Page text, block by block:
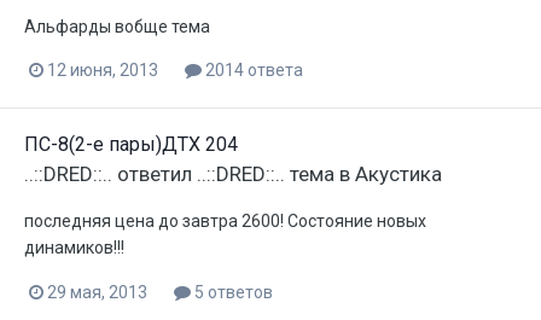
Альфарды вобще тема
12 июня, 2013 2014 ответа
ПС-8(2-е пары)ДТХ 204
..::DRED::.. ответил ..::DRED::.. тема в Акустика
последняя цена до завтра 2600! Состояние новых
динамиков!!!
29 мая, 2013 5 ответов